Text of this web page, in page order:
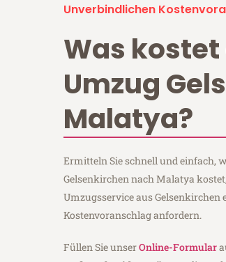
Unverbindlichen
Was kostet
Umzug
Malatya?
Ermitteln Sie schnell und einfach,
Gelsenkirchen nach Malatya
Umzugsservice aus Gelsenkirchen
Kostenvoranschlag anfordern.
Füllen Sie unserOnline-Formular